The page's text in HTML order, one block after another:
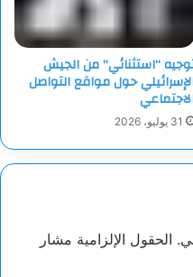
طبية وفي حالة مستقرة بعد
على الأرض.
“استثنائي” من الجيش
حول مواقع التواصل
31 يوليو، 2026
الحقول الإلزامية مشار